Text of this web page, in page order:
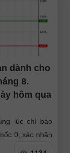
dành cho
8.
hôm qua
lúc chỉ báo
0, xác nhận